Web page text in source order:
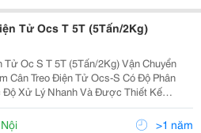
Tử Ocs T 5T (5Tấn/2Kg)
Tử Oc S T 5T (5Tấn/2Kg) Vận Chuyển
Độ Xử Lý Nhanh Và Được Thiết Kế
Ảnh Hưởng Của Môi Trường. Hơn Nữa,
T Tích Hợp Nhiều Tính Năng Ưu Việt,>1 năm